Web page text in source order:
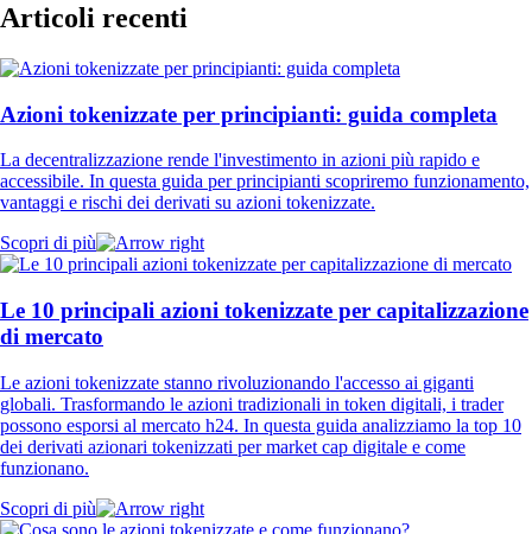
Articoli recenti
Azioni tokenizzate per principianti: guida completa
La decentralizzazione rende l'investimento in azioni più rapido e
accessibile. In questa guida per principianti scopriremo funzionamento,
vantaggi e rischi dei derivati su azioni tokenizzate.
Scopri di più
Le 10 principali azioni tokenizzate per capitalizzazione
di mercato
Le azioni tokenizzate stanno rivoluzionando l'accesso ai giganti
globali. Trasformando le azioni tradizionali in token digitali, i trader
possono esporsi al mercato h24. In questa guida analizziamo la top 10
dei derivati azionari tokenizzati per market cap digitale e come
funzionano.
Scopri di più